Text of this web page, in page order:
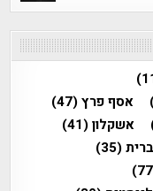
אסף פרץ(47)
אשקלון(41)
(35)